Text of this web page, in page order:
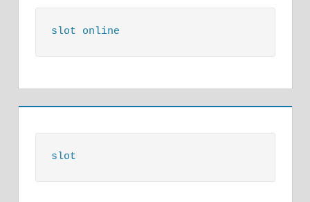
slot online
slot